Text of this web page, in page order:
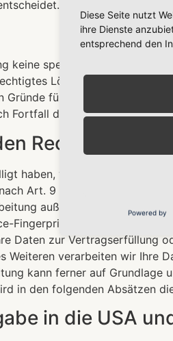
keine speziellere
Löschersuchen
für die Speicherung
Fortfall dieser Gründe.
haben, verarbeiten wir Ihre
Art. 9 Abs. 1 DSGVO
außerdem auf
Fingerprinting) eingewilligt
Daten zur Vertragserfüllung
Weiteren verarbeiten wir
kann ferner auf
in den folgenden Absätzen
in die USA
Diese Seite nutzt
ihre Dienste
entsprechend den
Powered by